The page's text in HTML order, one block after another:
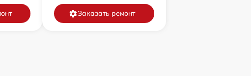
850 р
Заказать ремонт